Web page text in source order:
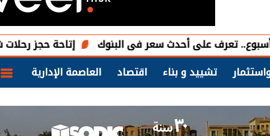
إتاحة حجز رحلات شركات
تشييد و بناء اقتصاد العاصمة الإدارية